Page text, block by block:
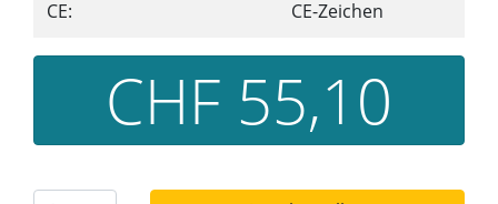
CE: CE-Zeichen
CHF 55,10